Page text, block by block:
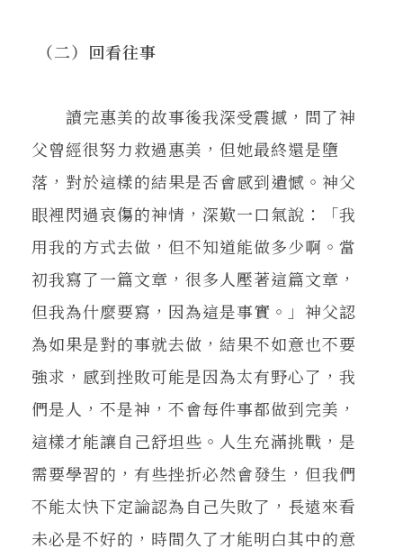
（二）回看往事
讀完惠美的故事後我深受震撼，問了神
父曾經很努力救過惠美，但她最終還是墮
落，對於這樣的結果是否會感到遺憾。神父
眼裡閃過哀傷的神情，深歎一口氣說：「我
用我的方式去做，但不知道能做多少啊。當
初我寫了一篇文章，很多人壓著這篇文章，
但我為什麼要寫，因為這是事實。」神父認
為如果是對的事就去做，結果不如意也不要
強求，感到挫敗可能是因為太有野心了，我
們是人，不是神，不會每件事都做到完美，
這樣才能讓自己舒坦些。人生充滿挑戰，是
需要學習的，有些挫折必然會發生，但我們
不能太快下定論認為自己失敗了，長遠來看
未必是不好的，時間久了才能明白其中的意